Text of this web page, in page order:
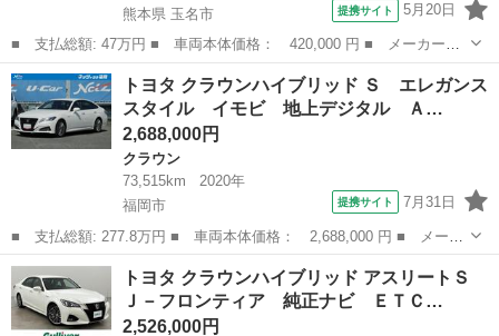
熊本県 玉名市
提携サイト 5月20日
■ 支払総額: 47万円 ■ 車両本体価格： 420,000 円 ■ メーカー
名： トヨタ ■ 車種名： クラウン ■ グレード名： ロイヤルサ
ルーン プレミアムエディション ＥＴＣ クリアランスソナー オ
ートクルーズコン...
熊本 玉名市 クラウン
トヨタ クラウンハイブリッド Ｓ エレガンス
スタイル イモビ 地上デジタル Ａ…
2,688,000円
クラウン
73,515km
2020年
福岡市
提携サイト 7月31日
■ 支払総額: 277.8万円 ■ 車両本体価格： 2,688,000 円 ■ メーカ
ー名： トヨタ ■ 車種名： クラウンハイブリッド ■ グレード
名： Ｓ エレガンススタイル イモビ 地上デジタル ＡＵＸ Ｌ
ＥＤヘッド...
福岡 福岡市 クラウン
トヨタ クラウンハイブリッド アスリートＳ
Ｊ－フロンティア 純正ナビ ＥＴＣ…
2,526,000円